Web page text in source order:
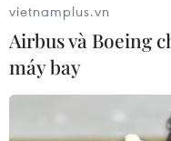
vietnamplus.vn
Airbus và Boeing
máy bay